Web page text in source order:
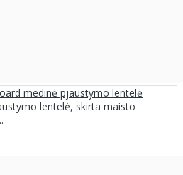
medinė pjaustymo lentelė
lentelė, skirta maisto